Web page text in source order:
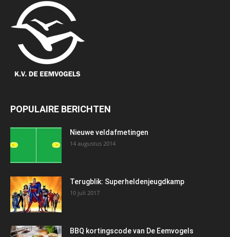
POPULAIRE BERICHTEN
Nieuwe veldafmetingen
14 augustus 2014
Terugblik: Superheldenjeugdkamp
10 juli 2017
BBQ kortingscode van De Eemvogels